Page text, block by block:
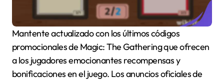
Mantente actualizado con los últimos códigos
promocionales de Magic: The Gathering que ofrecen
a los jugadores emocionantes recompensas y
bonificaciones en el juego. Los anuncios oficiales de